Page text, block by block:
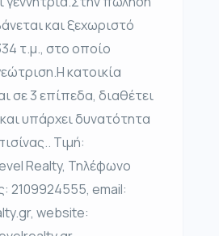
και ξεχωριστό
τ.μ., στο οποίο
κατοικία
σε 3 επίπεδα, διαθέτει
υπάρχει δυνατότητα
Τιμή:
Realty, Τηλέφωνο
2109924555, email:
website: